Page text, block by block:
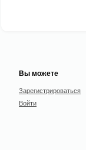
Вы можете
Зарегистрироваться
Войти